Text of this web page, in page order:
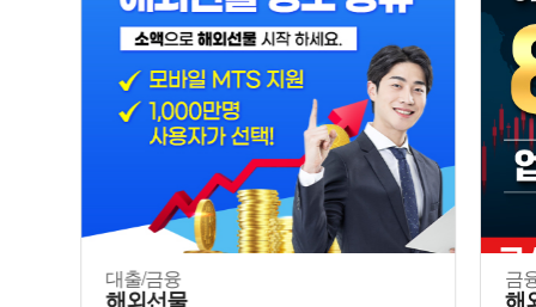
대출/금융
해외선물
금
해